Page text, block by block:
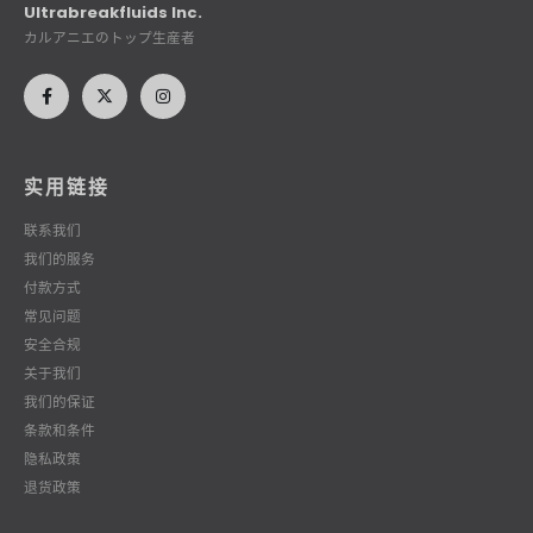
Ultrabreakfluids Inc.
カルアニエのトップ生産者
实用链接
联系我们
我们的服务
付款方式
常见问题
安全合规
关于我们
我们的保证
条款和条件
隐私政策
退货政策